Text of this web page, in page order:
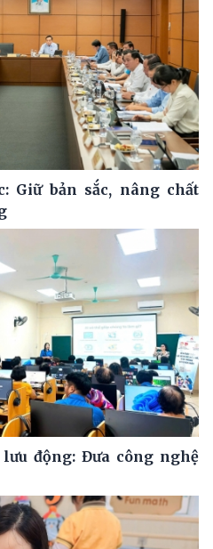
Giữ bản sắc, nâng chất
động: Đưa công nghệ